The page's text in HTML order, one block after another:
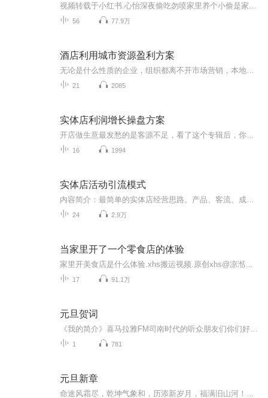
56 77.9万
酒店利用城市资源盈利方案
21 2085
实体店利润增长操盘方案
16 1994
实体店活动引流模式
24 2.9万
当家里开了一个零食店的体验
17 91.1万
元旦贺词
1 781
元旦新章